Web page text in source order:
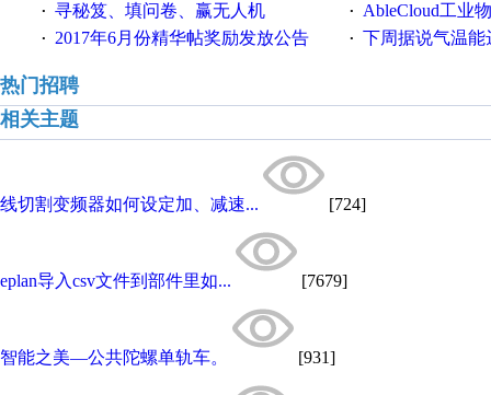
· 寻秘笈、填问卷、赢无人机 · AbleCloud工业物联
· 2017年6月份精华帖奖励发放公告 · 下周据说气温能
热门招聘
相关主题
线切割变频器如何设定加、减速... [724]
eplan导入csv文件到部件里如... [7679]
智能之美—公共陀螺单轨车。 [931]